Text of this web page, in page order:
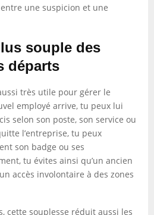
une suspicion et une
souple des
départs
très utile pour gérer le
employé arrive, tu peux lui
selon son poste, son service ou
l’entreprise, tu peux
son badge ou ses
tu évites ainsi qu’un ancien
accès involontaire à des zones
cette souplesse réduit aussi les